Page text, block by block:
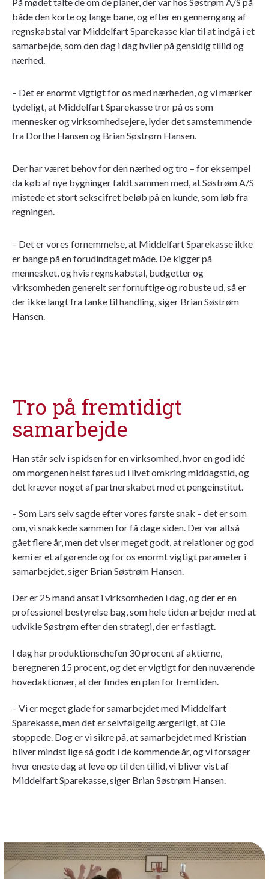
både den korte og lange bane, og efter en gennemgang af
regnskabstal var Middelfart Sparekasse klar til at indgå i et
samarbejde, som den dag i dag hviler på gensidig tillid og
nærhed.
– Det er enormt vigtigt for os med nærheden, og vi mærker
tydeligt, at Middelfart Sparekasse tror på os som
mennesker og virksomhedsejere, lyder det samstemmende
fra Dorthe Hansen og Brian Søstrøm Hansen.
Der har været behov for den nærhed og tro – for eksempel
da køb af nye bygninger faldt sammen med, at Søstrøm A/S
mistede et stort sekscifret beløb på en kunde, som løb fra
regningen.
– Det er vores fornemmelse, at Middelfart Sparekasse ikke
er bange på en forudindtaget måde. De kigger på
mennesket, og hvis regnskabstal, budgetter og
virksomheden generelt ser fornuftige og robuste ud, så er
der ikke langt fra tanke til handling, siger Brian Søstrøm
Hansen.
Tro på fremtidigt
samarbejde
Han står selv i spidsen for en virksomhed, hvor en god idé
om morgenen helst føres ud i livet omkring middagstid, og
det kræver noget af partnerskabet med et pengeinstitut.
– Som Lars selv sagde efter vores første snak – det er som
om, vi snakkede sammen for få dage siden. Der var altså
gået flere år, men det viser meget godt, at relationer og god
kemi er et afgørende og for os enormt vigtigt parameter i
samarbejdet, siger Brian Søstrøm Hansen.
Der er 25 mand ansat i virksomheden i dag, og der er en
professionel bestyrelse bag, som hele tiden arbejder med at
udvikle Søstrøm efter den strategi, der er fastlagt.
I dag har produktionschefen 30 procent af aktierne,
beregneren 15 procent, og det er vigtigt for den nuværende
hovedaktionær, at der findes en plan for fremtiden.
– Vi er meget glade for samarbejdet med Middelfart
Sparekasse, men det er selvfølgelig ærgerligt, at Ole
stoppede. Dog er vi sikre på, at samarbejdet med Kristian
bliver mindst lige så godt i de kommende år, og vi forsøger
hver eneste dag at leve op til den tillid, vi bliver vist af
Middelfart Sparekasse, siger Brian Søstrøm Hansen.